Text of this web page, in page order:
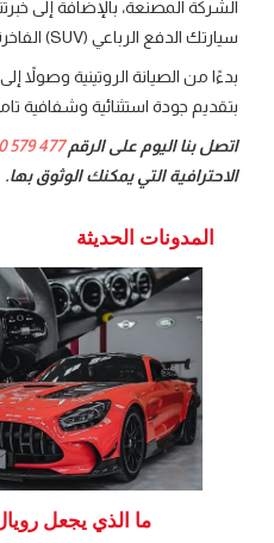
الشركة المصنعة، بالإضافة إلى
سيارتك الدفع الرباعي (SUV) الفاخرة بأفضل مستوياتها.
بدءًا من الصيانة الروتينية وصولاً
بتقديم جودة استثنائية وشفافية
اتصل بنا اليوم على الرقم477 579 600
الاحترافية التي يمكنك الوثوق بها.
المدونات الحديثة
ما الذي يجعل